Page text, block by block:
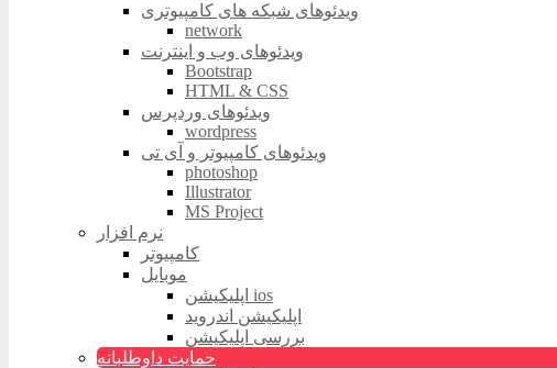
ویدئوهای شبکه های کامپیوتری
network
ویدئوهای وب و اینترنت
Bootstrap
HTML & CSS
ویدئوهای وردپرس
wordpress
ویدئوهای کامپیوتر و آی تی
photoshop
Illustrator
MS Project
نرم افزار
کامپیوتر
موبایل
اپلیکیشن ios
اپلیکیشن اندروید
بررسی اپلیکیشن
حمایت داوطلبانه